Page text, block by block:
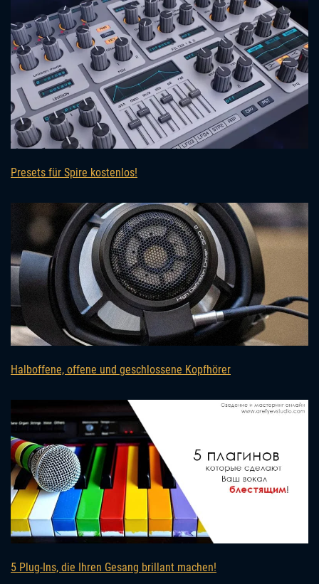
Presets für Spire kostenlos!
Halboffene, offene und geschlossene Kopfhörer
5 Plug-Ins, die Ihren Gesang brillant machen!